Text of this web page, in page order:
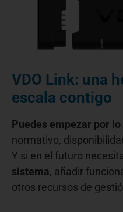
VDO Link: una
escala contigo
Puedes empezar por lo
normativo,
Y si en el futuro
sistema, añadir
otros recursos de